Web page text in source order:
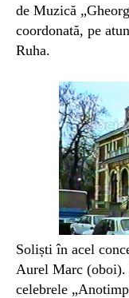
de Muzică
coordonată, pe
Ruha.
Soliști în acel
Aurel Marc (oboi).
celebrele